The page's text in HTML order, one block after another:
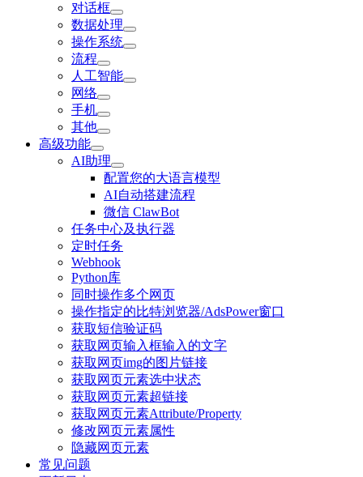
对话框
数据处理
操作系统
流程
人工智能
网络
手机
其他
高级功能
AI助理
配置您的大语言模型
AI自动搭建流程
微信 ClawBot
任务中心及执行器
定时任务
Webhook
Python库
同时操作多个网页
操作指定的比特浏览器/AdsPower窗口
获取短信验证码
获取网页输入框输入的文字
获取网页img的图片链接
获取网页元素选中状态
获取网页元素超链接
获取网页元素Attribute/Property
修改网页元素属性
隐藏网页元素
常见问题